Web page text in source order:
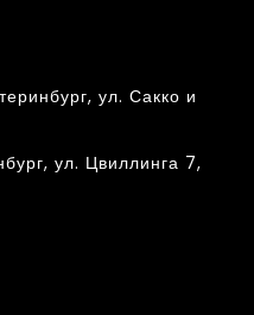
ул. Сакко и
ул. Цвиллинга 7,